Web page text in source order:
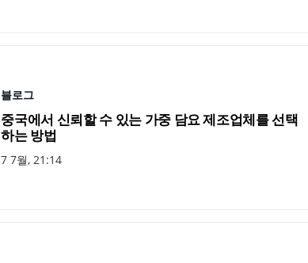
블로그
중국에서 신뢰할 수 있는 가중 담요 제조업체를 선택
하는 방법
7 7월, 21:14